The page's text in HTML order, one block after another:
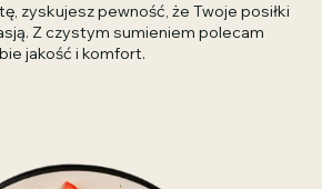
zyskujesz pewność, że Twoje posiłki
Z czystym sumieniem polecam
jakość i komfort.